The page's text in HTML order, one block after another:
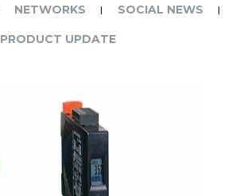
NETWORKS SOCIAL NEWS
PRODUCT UPDATE